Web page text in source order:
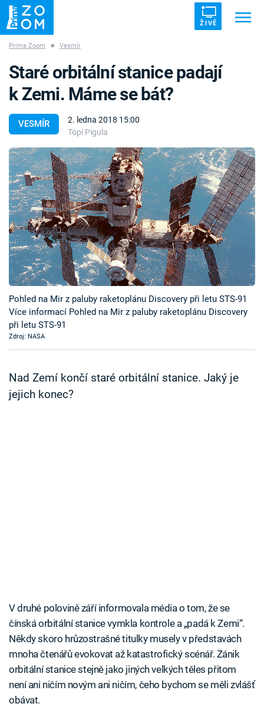
ŽIVĚ
ZÁHADY VETŘELCI DÁVNOVĚKU
Témata
Témata
Pořady
TV Program
Časopis
Sledujte prima+
Přihlášení
Sledujte nás
Prima Zoom ■ Vesmír
VESMÍR
2. ledna 2018 15:00
Topi Pigula
Staré orbitální stanice padají
k Zemi. Máme se bát?
Pohled na Mir z paluby raketoplánu Discovery při letu STS-91
Více informací Pohled na Mir z paluby raketoplánu Discovery
při letu STS-91
Zdroj: NASA
Nad Zemí končí staré orbitální stanice. Jaký je
jejich konec?
V druhé polovině září informovala média o tom, že se
čínská orbitální stanice vymkla kontrole a „padá k Zemi“.
Někdy skoro hrůzostrašné titulky musely v představách
mnoha čtenářů evokovat až katastrofický scénář. Zánik
orbitální stanice stejně jako jiných velkých těles přitom
není ani ničím novým ani ničím, čeho bychom se měli zvlášť
obávat.